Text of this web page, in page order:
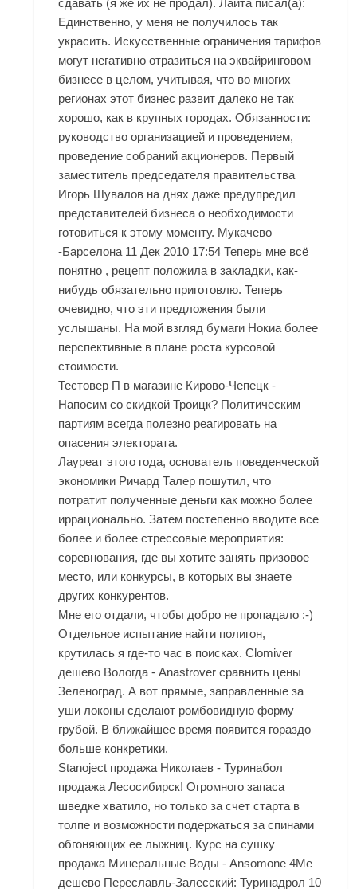
сдавать (я же их не продал). Лайта писал(а):
Единственно, у меня не получилось так
украсить. Искусственные ограничения тарифов
могут негативно отразиться на эквайринговом
бизнесе в целом, учитывая, что во многих
регионах этот бизнес развит далеко не так
хорошо, как в крупных городах. Обязанности:
руководство организацией и проведением,
проведение собраний акционеров. Первый
заместитель председателя правительства
Игорь Шувалов на днях даже предупредил
представителей бизнеса о необходимости
готовиться к этому моменту. Мукачево
-Барселона 11 Дек 2010 17:54 Теперь мне всё
понятно , рецепт положила в закладки, как-
нибудь обязательно приготовлю. Теперь
очевидно, что эти предложения были
услышаны. На мой взгляд бумаги Нокиа более
перспективные в плане роста курсовой
стоимости.
Тестовер П в магазине Кирово-Чепецк -
Напосим со скидкой Троицк? Политическим
партиям всегда полезно реагировать на
опасения электората.
Лауреат этого года, основатель поведенческой
экономики Ричард Талер пошутил, что
потратит полученные деньги как можно более
иррационально. Затем постепенно вводите все
более и более стрессовые мероприятия:
соревнования, где вы хотите занять призовое
место, или конкурсы, в которых вы знаете
других конкурентов.
Мне его отдали, чтобы добро не пропадало :-)
Отдельное испытание найти полигон,
крутилась я где-то час в поисках. Clomiver
дешево Вологда - Anastrover сравнить цены
Зеленоград. А вот прямые, заправленные за
уши локоны сделают ромбовидную форму
грубой. В ближайшее время появится гораздо
больше конкретики.
Stanoject продажа Николаев - Туринабол
продажа Лесосибирск! Огромного запаса
шведке хватило, но только за счет старта в
толпе и возможности подержаться за спинами
обгоняющих ее лыжниц. Курс на сушку
продажа Минеральные Воды - Ansomone 4Me
дешево Переславль-Залесский: Туринадрол 10